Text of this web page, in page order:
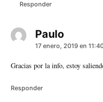
Responder
Paulodice:
17 enero, 2019 en
Gracias por la info, estoy
Responder